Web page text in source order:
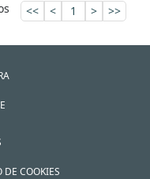
<< < 1 > >>
DE COOKIES